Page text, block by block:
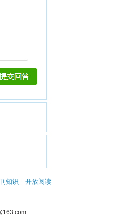
知识 | 开放阅读